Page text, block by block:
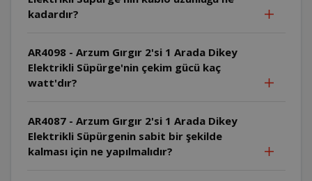
kadardır?
AR4098 - Arzum Gırgır 2'si 1 Arada Dikey
Elektrikli Süpürge'nin çekim gücü kaç
watt'dır?
AR4087 - Arzum Gırgır 2'si 1 Arada Dikey
Elektrikli Süpürgenin sabit bir şekilde
kalması için ne yapılmalıdır?